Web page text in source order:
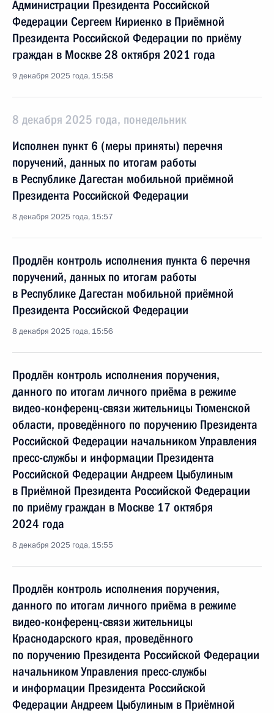
Администрации Президента Российской
Федерации Сергеем Кириенко в Приёмной
Президента Российской Федерации по приёму
граждан в Москве 28 октября 2021 года
9 декабря 2025 года, 15:58
8 декабря 2025 года, понедельник
Исполнен пункт 6 (меры приняты) перечня
поручений, данных по итогам работы
в Республике Дагестан мобильной приёмной
Президента Российской Федерации
8 декабря 2025 года, 15:57
Продлён контроль исполнения пункта 6 перечня
поручений, данных по итогам работы
в Республике Дагестан мобильной приёмной
Президента Российской Федерации
8 декабря 2025 года, 15:56
Продлён контроль исполнения поручения,
данного по итогам личного приёма в режиме
видео-конференц-связи жительницы Тюменской
области, проведённого по поручению Президента
Российской Федерации начальником Управления
пресс-службы и информации Президента
Российской Федерации Андреем Цыбулиным
в Приёмной Президента Российской Федерации
по приёму граждан в Москве 17 октября
2024 года
8 декабря 2025 года, 15:55
Продлён контроль исполнения поручения,
данного по итогам личного приёма в режиме
видео-конференц-связи жительницы
Краснодарского края, проведённого
по поручению Президента Российской Федерации
начальником Управления пресс-службы
и информации Президента Российской
Федерации Андреем Цыбулиным в Приёмной